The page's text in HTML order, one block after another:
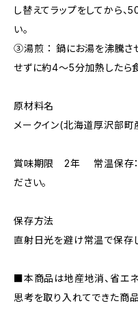
し替えてラップをしてから
い。
③湯煎 ： 鍋にお湯を沸騰さ
せずに約4～5分加熱したら
原材料名
メークイン(北海道厚沢部
賞味期限 2年 常温保存：
ださい。
保存方法
直射日光を避け常温で保存
■本商品は地産地消、省エネ
思考を取り入れてできた商品